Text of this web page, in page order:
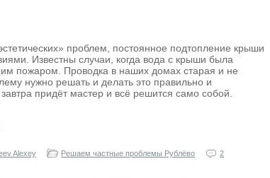
проблем, постоянное подтопление крыши
Известны случаи, когда вода с крыши была
пожаром. Проводка в наших домах старая и не
нужно решать и делать это правильно и
придёт мастер и всё решится само собой.
Alexey Решаем частные проблемы Рублёво 2